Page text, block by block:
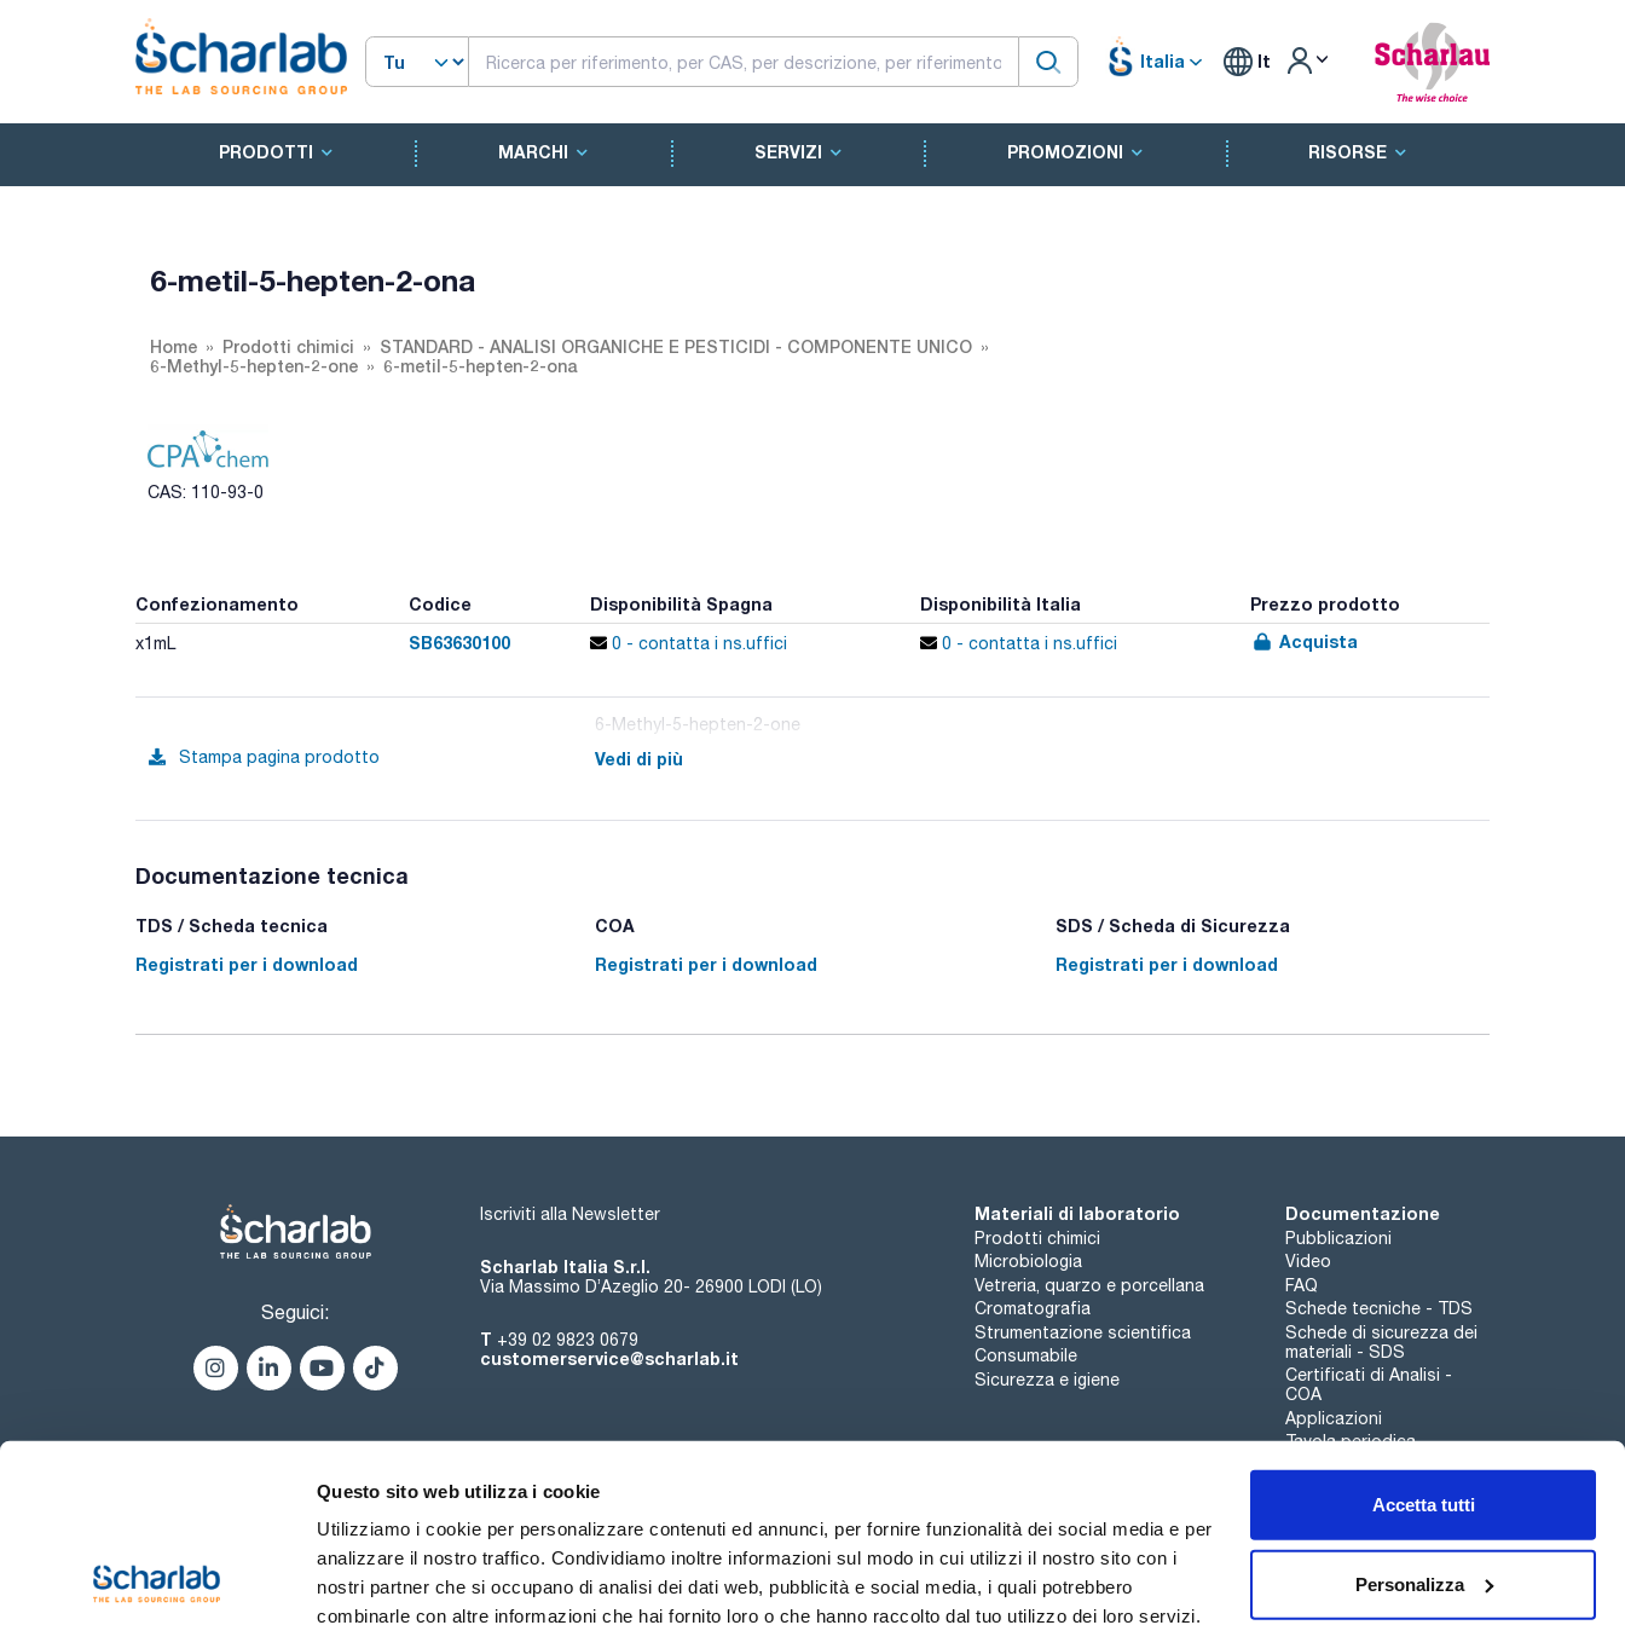
Questo sito web utilizza i cookie
Utilizziamo i cookie per personalizzare contenuti ed annunci, per fornire funzionalità dei social media e per
analizzare il nostro traffico. Condividiamo inoltre informazioni sul modo in cui utilizzi il nostro sito con i
nostri partner che si occupano di analisi dei dati web, pubblicità e social media, i quali potrebbero
combinarle con altre informazioni che hai fornito loro o che hanno raccolto dal tuo utilizzo dei loro servizi.
Accetta tutti
Personalizza
Italia It
PRODOTTI MARCHI SERVIZI PROMOZIONI RISORSE
6-metil-5-hepten-2-ona
Home Prodotti chimici
STANDARD - ANALISI ORGANICHE E PESTICIDI - COMPONENTE UNICO
6-Methyl-5-hepten-2-one
6-metil-5-hepten-2-ona
CAS: 110-93-0
Confezionamento Codice Disponibilità Spagna Disponibilità Italia Prezzo prodotto
x1mL SB63630100 0 - contatta i ns.uffici 0 - contatta i ns.uffici Acquista
Stampa pagina prodotto
6-Methyl-5-hepten-2-one
Vedi di più
Documentazione tecnica
TDS / Scheda tecnica
Registrati per i download
COA
Registrati per i download
SDS / Scheda di Sicurezza
Registrati per i download
Seguici:
Iscriviti alla Newsletter
Scharlab Italia S.r.l.
Via Massimo D’Azeglio 20- 26900 LODI (LO)
T +39 02 9823 0679
customerservice@scharlab.it
Materiali di laboratorio
Prodotti chimici
Microbiologia
Vetreria, quarzo e porcellana
Cromatografia
Strumentazione scientifica
Consumabile
Sicurezza e igiene
Documentazione
Pubblicazioni
Video
FAQ
Schede tecniche - TDS
Schede di sicurezza dei
materiali - SDS
Certificati di Analisi -
COA
Applicazioni
Tavola periodica
Canale di segnalazioni
Chi siamo Eventi Contatto Novità